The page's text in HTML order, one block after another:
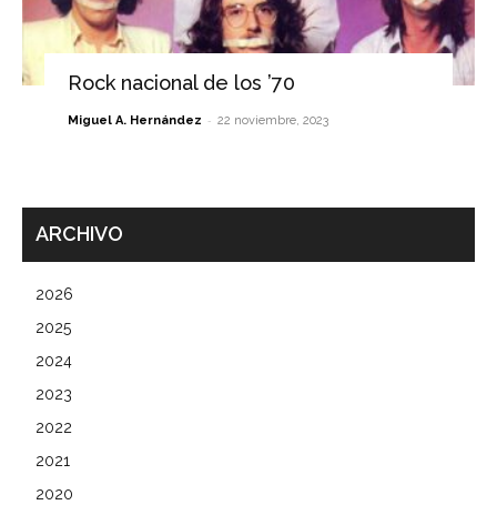
Rock nacional de los ’70
Miguel A. Hernández - 22 noviembre, 2023
ARCHIVO
2026
2025
2024
2023
2022
2021
2020